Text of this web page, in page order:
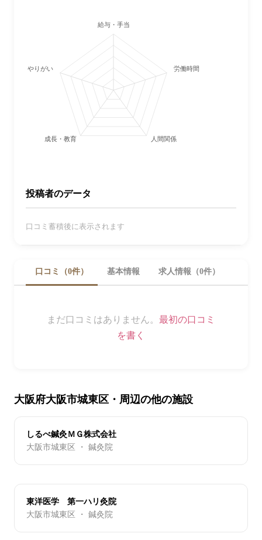
給与・手当
労働時間・休日
人間関係
成長・教育
やりがい
投稿者のデータ
口コミ蓄積後に表示されます
口コミ（0件） 基本情報 求人情報（0件）
まだ口コミはありません。 最初の口コミ
を書く
大阪府大阪市城東区・周辺の他の施設
しるべ鍼灸ＭＧ株式会社
大阪市城東区 ・ 鍼灸院
東洋医学 第一ハリ灸院
大阪市城東区 ・ 鍼灸院